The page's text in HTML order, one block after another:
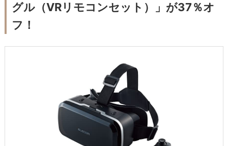
グル（VRリモコンセット）」が37％オ
フ！